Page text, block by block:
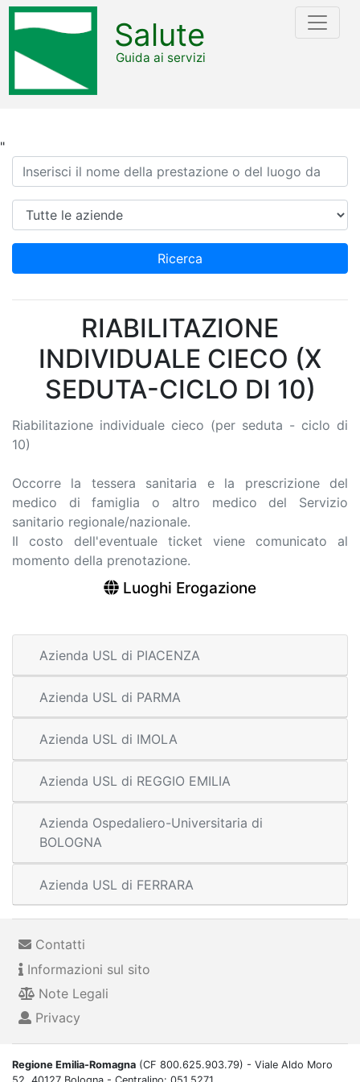
"
Salute
Guida ai servizi
Ricerca
Azienda
Ricerca
RIABILITAZIONE
INDIVIDUALE CIECO (X
SEDUTA-CICLO DI 10)
Riabilitazione individuale cieco (per seduta - ciclo di
10)
Occorre la tessera sanitaria e la prescrizione del
medico di famiglia o altro medico del Servizio
sanitario regionale/nazionale.
Il costo dell'eventuale ticket viene comunicato al
momento della prenotazione.
Luoghi Erogazione
Azienda USL di PIACENZA
Azienda USL di PARMA
Azienda USL di IMOLA
Azienda USL di REGGIO EMILIA
Azienda Ospedaliero-Universitaria di
BOLOGNA
Azienda USL di FERRARA
Contatti
Informazioni sul sito
Note Legali
Privacy
Regione Emilia-Romagna (CF 800.625.903.79) - Viale Aldo Moro